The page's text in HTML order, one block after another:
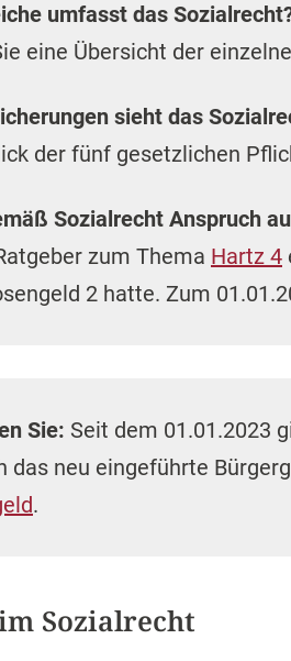
umfasst das
eine Übersicht der
sieht das
der fünf gesetzlichen
Sozialrecht Anspruch
zum Thema Hartz 4
2 hatte. Zum
Sie: Seit dem 01.01.2023
das neu eingeführte
.
Sozialrecht